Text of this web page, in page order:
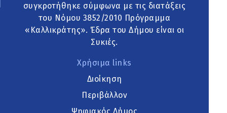
συγκροτήθηκε σύμφωνα με τις διατάξεις
του Νόμου 3852/2010 Πρόγραμμα
«Καλλικράτης». Έδρα του Δήμου είναι οι
Συκιές.
Χρήσιμα links
Διοίκηση
Περιβάλλον